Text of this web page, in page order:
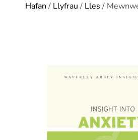
Hafan / Llyfrau / Lles /